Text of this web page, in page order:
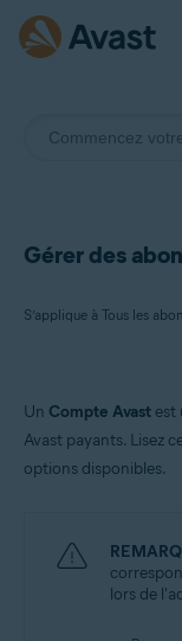
Gérer des
Produits:
Tous les
Un Compte Avast est
Avast payants. Lisez
options disponibles.
lors de